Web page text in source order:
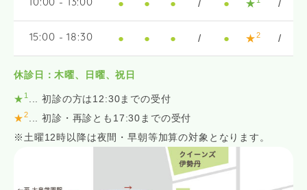
10:00 - 13:00 ● ● ● / ● ★ /
15:00 - 18:30 ● ● ● / ● ★2 /
休診日：木曜、日曜、祝日
★ 1
... 初診の方は12:30までの受付
★2
... 初診・再診とも17:30までの受付
※土曜12時以降は夜間・早朝等加算の対象となります。